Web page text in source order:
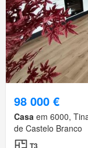
98 000 €
Casa em 6000,
de Castelo Branco
T3